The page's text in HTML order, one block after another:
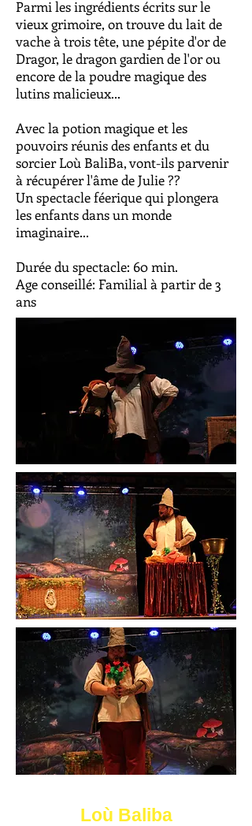
Parmi les ingrédients écrits sur le
vieux grimoire, on trouve du lait de
vache à trois tête, une pépite d'or de
Dragor, le dragon gardien de l'or ou
encore de la poudre magique des
lutins malicieux...
Avec la potion magique et les
pouvoirs réunis des enfants et du
sorcier Loù BaliBa, vont-ils parvenir
à récupérer l'âme de Julie ??
Un spectacle féerique qui plongera
les enfants dans un monde
imaginaire...
Durée du spectacle: 60 min.
Age conseillé: Familial à partir de 3
ans
Loù Baliba